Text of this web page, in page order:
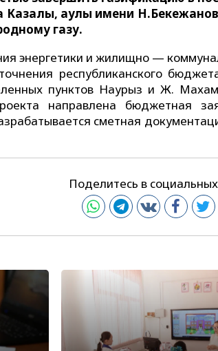
Казалы, аулы имени
газу.
энергетики и жилищно —
республиканского
пунктов Наурыз и Ж.
направлена бюджетная
сметная
Поделитесь в